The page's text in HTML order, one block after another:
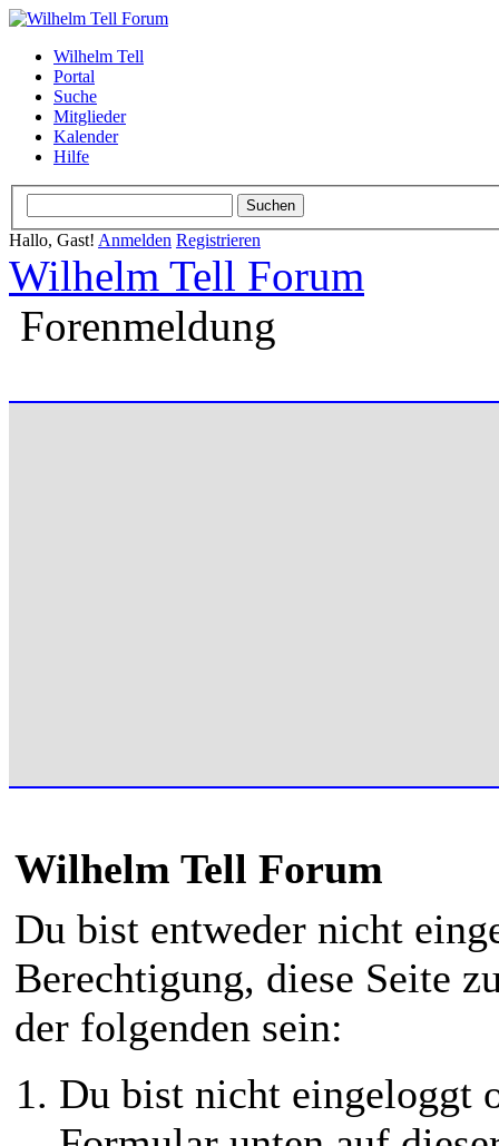
Wilhelm Tell
Portal
Suche
Mitglieder
Kalender
Hilfe
Hallo, Gast! Anmelden Registrieren
Wilhelm Tell Forum
Forenmeldung
Wilhelm Tell Forum
Du bist entweder nicht
Berechtigung, diese Seite
der folgenden sein:
Du bist nicht eingeloggt